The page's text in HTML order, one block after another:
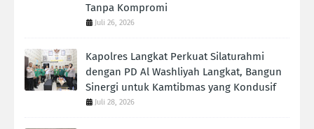
Tanpa Kompromi
Juli 26, 2026
Kapolres Langkat Perkuat Silaturahmi
dengan PD Al Washliyah Langkat, Bangun
Sinergi untuk Kamtibmas yang Kondusif
Juli 28, 2026